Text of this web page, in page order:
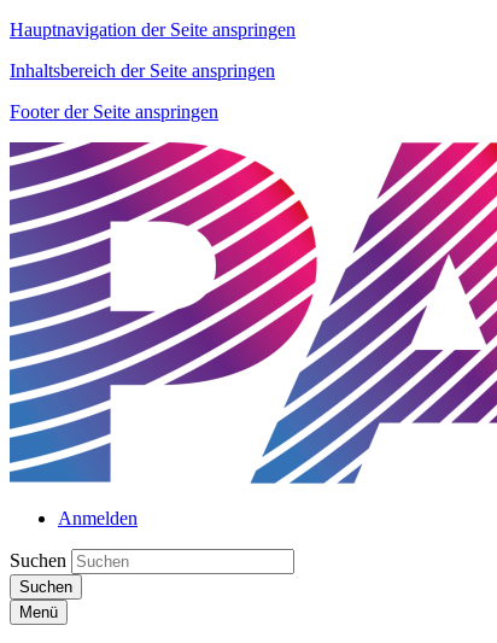
Hauptnavigation der Seite anspringen
Inhaltsbereich der Seite anspringen
Footer der Seite anspringen
Anmelden
Suchen
Suchen
Menü